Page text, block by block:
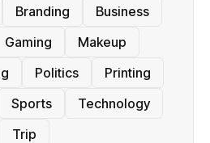
Branding
Business
Gaming
Makeup
Politics
Printing
Sports
Technology
Trip